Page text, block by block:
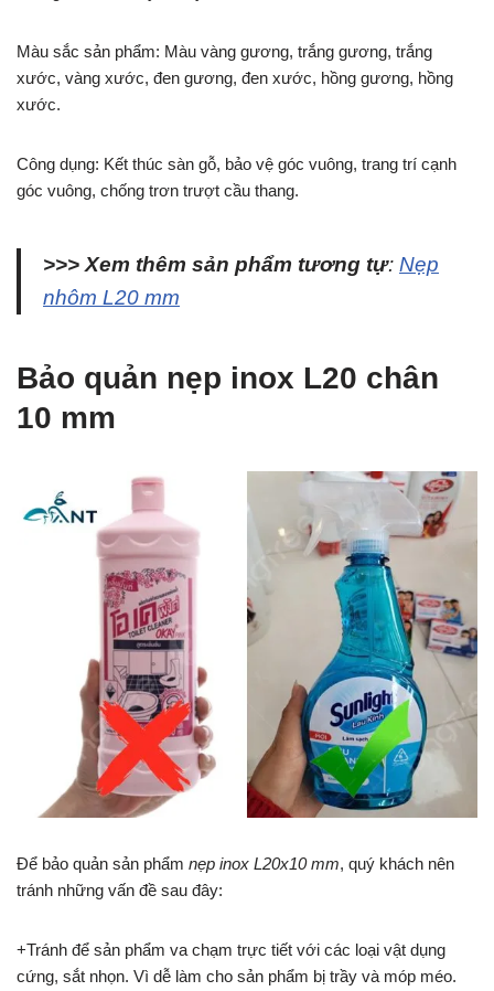
Màu sắc sản phẩm: Màu vàng gương, trắng gương, trắng
xước, vàng xước, đen gương, đen xước, hồng gương, hồng
xước.
Công dụng: Kết thúc sàn gỗ, bảo vệ góc vuông, trang trí cạnh
góc vuông, chống trơn trượt cầu thang.
>>> Xem thêm sản phẩm tương tự: Nẹp
nhôm L20 mm
Bảo quản nẹp inox L20 chân
10 mm
Để bảo quản sản phẩm nẹp inox L20x10 mm, quý khách nên
tránh những vấn đề sau đây:
+Tránh để sản phẩm va chạm trực tiết với các loại vật dụng
cứng, sắt nhọn. Vì dễ làm cho sản phẩm bị trầy và móp méo.